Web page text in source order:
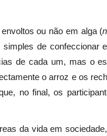
ou não em alga (
de confeccionar
de cada um, mas o
o arroz e os
no final, os
da vida em